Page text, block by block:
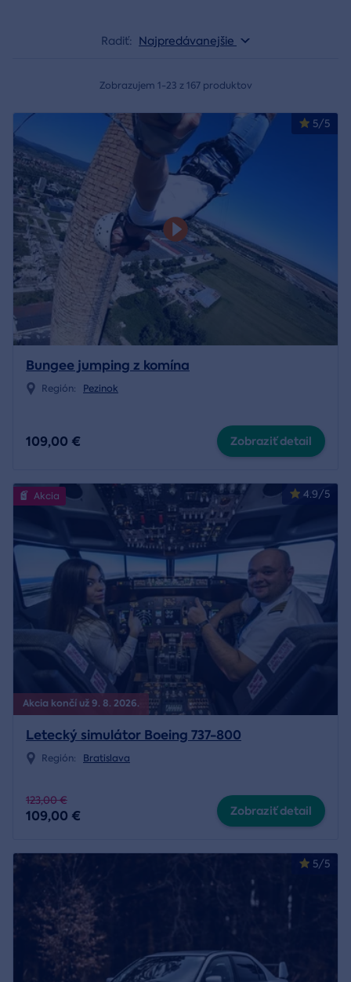
Radiť: Najpredávanejšie
Zobrazujem 1-23 z 167 produktov
5/5
Bungee jumping z komína
Región: Pezinok
109,00 € Zobraziť detail
Akcia končí už 9. 8. 2026.
4.9/5
Akcia
Letecký simulátor Boeing 737-800
Región: Bratislava
123,00 €
109,00 € Zobraziť detail
5/5